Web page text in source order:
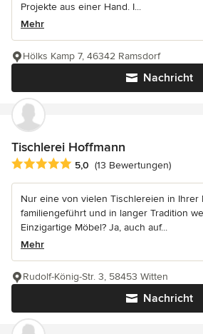
Projekte aus einer Hand. I...
Mehr
Nachricht
Hölks Kamp 7, 46342 Ramsdorf
Tischlerei Hoffmann
Durchschnittliche Bewertung: 5 von 5
5,0 (13 Bewertungen)
Nur eine von vielen Tischlereien in Ihrer
familiengeführt und in langer Tradition
Einzigartige Möbel? Ja, auch auf...
Mehr
Nachricht
Rudolf-König-Str. 3, 58453 Witten